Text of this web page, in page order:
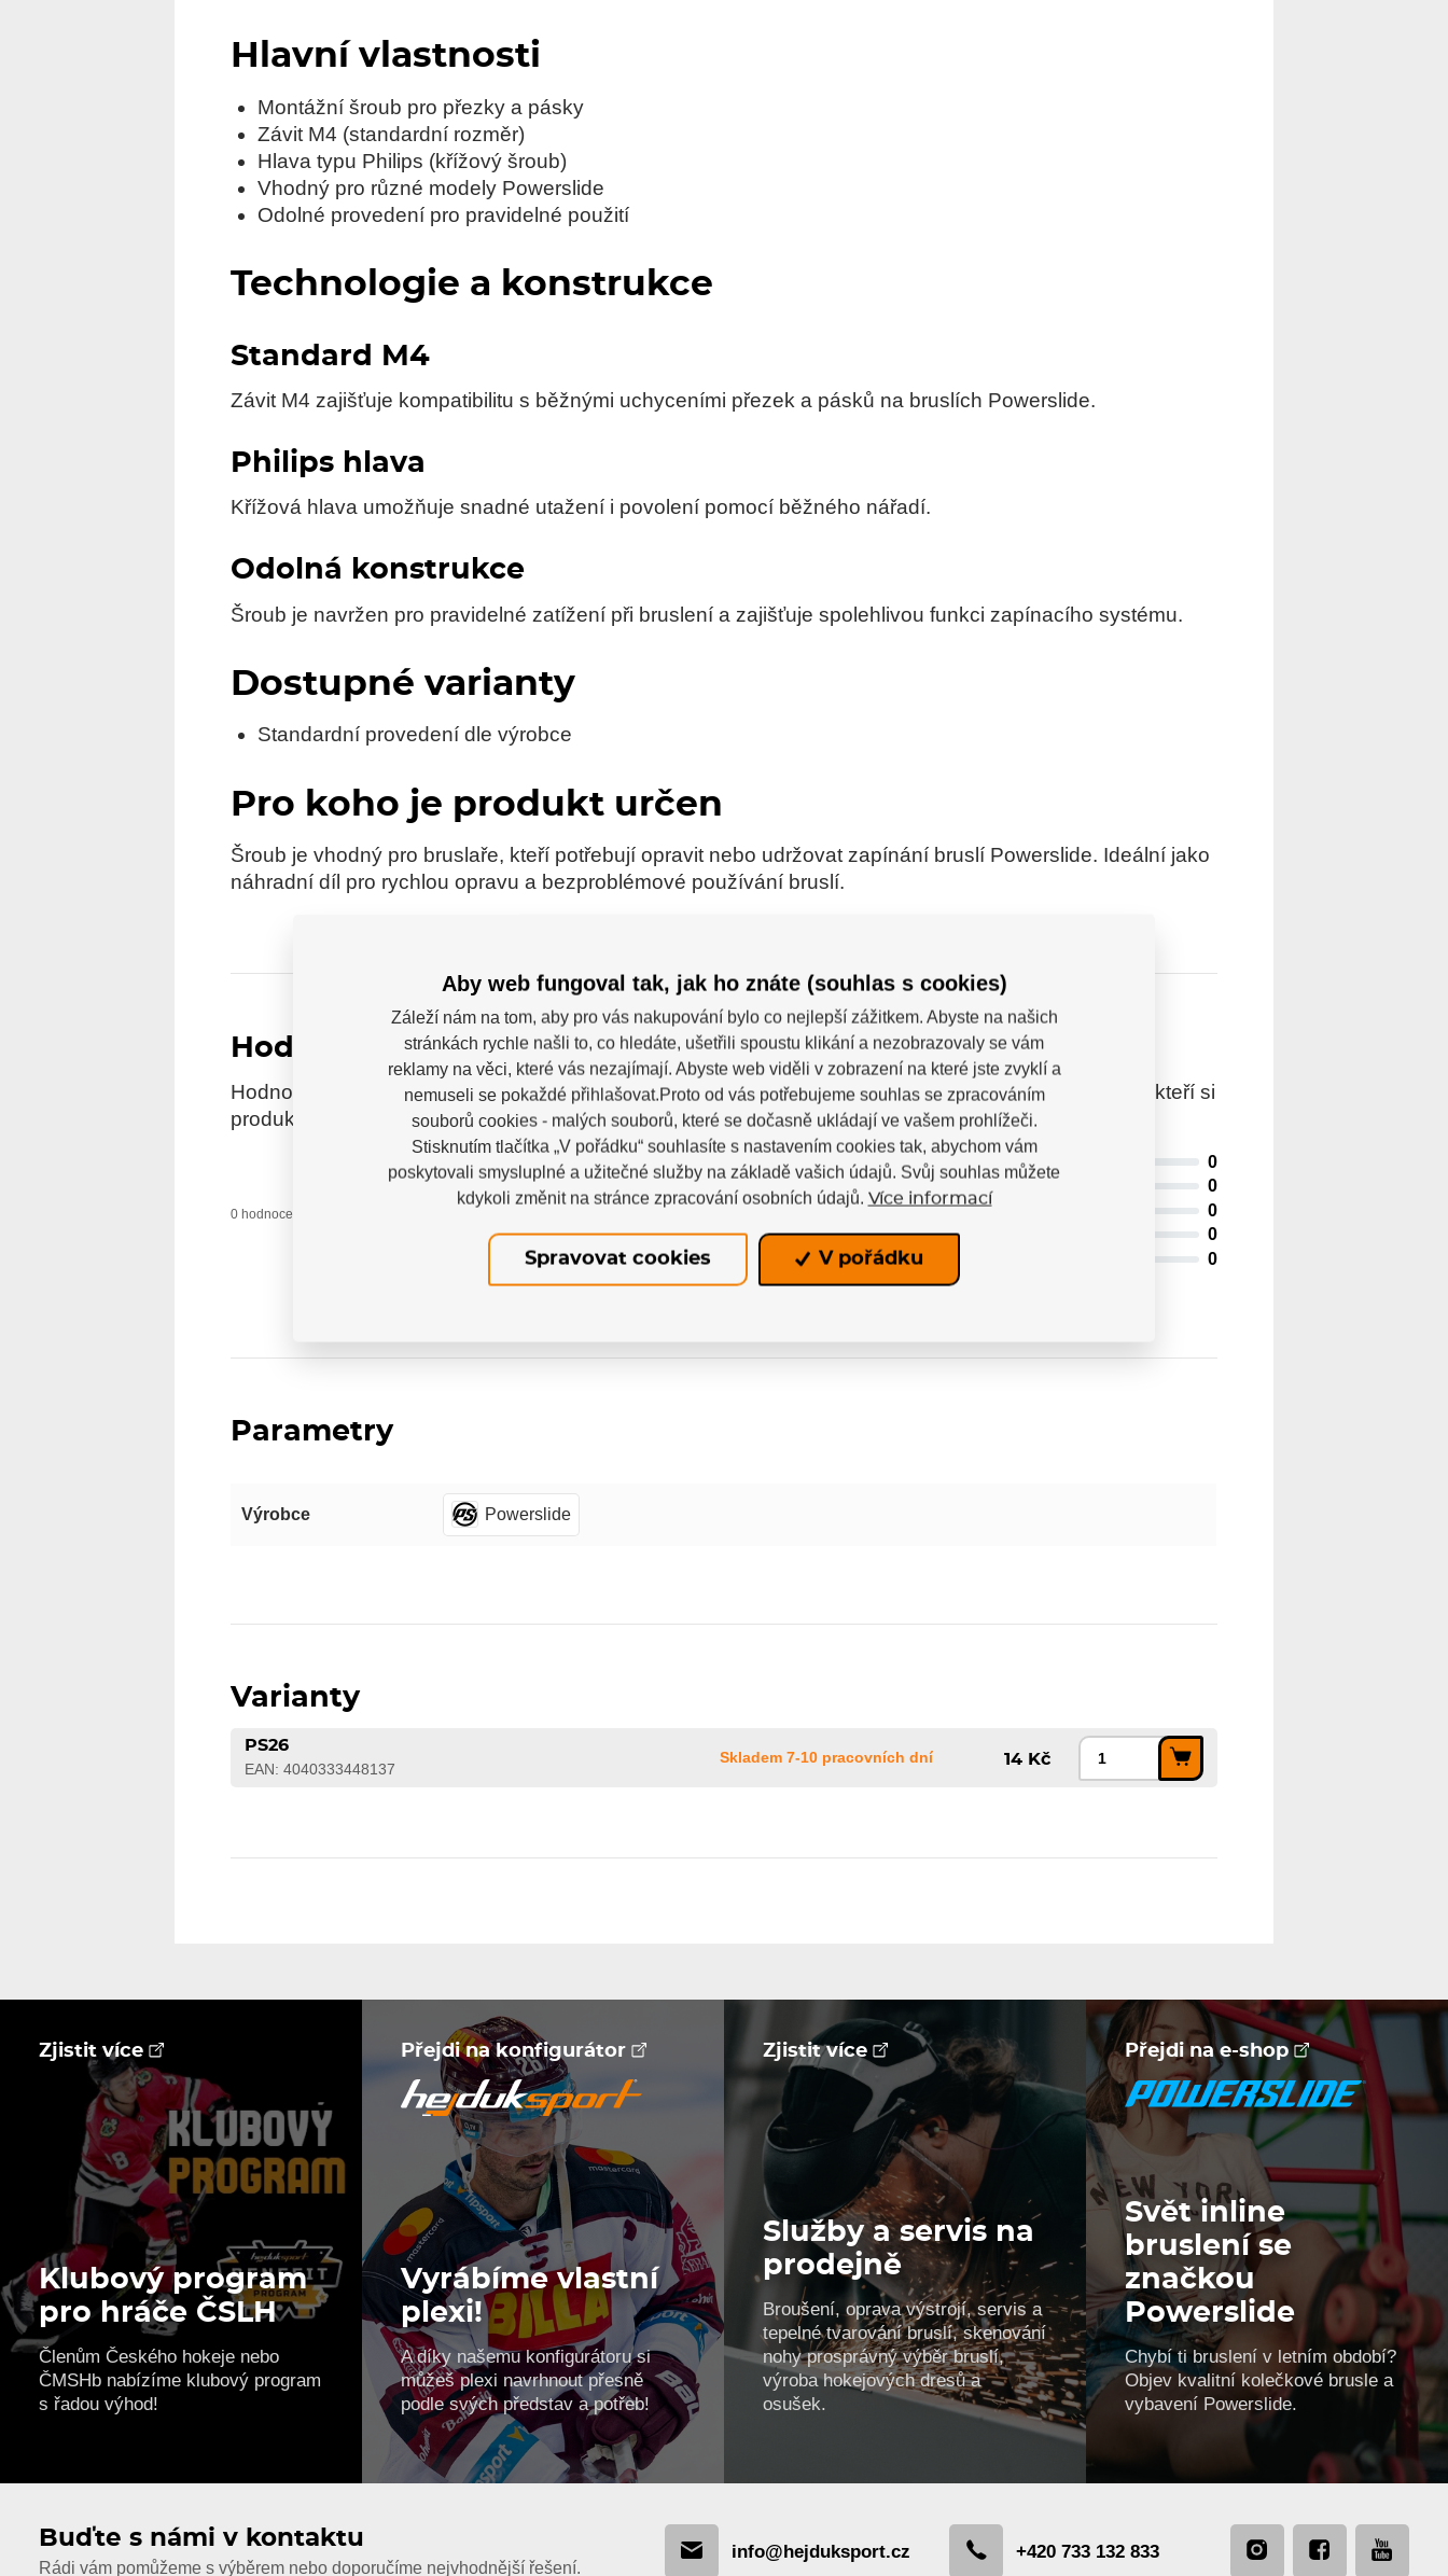
Hlavní vlastnosti
Montážní šroub pro přezky a pásky
Závit M4 (standardní rozměr)
Hlava typu Philips (křížový šroub)
Vhodný pro různé modely Powerslide
Odolné provedení pro pravidelné použití
Technologie a konstrukce
Standard M4
Závit M4 zajišťuje kompatibilitu s běžnými uchyceními přezek a pásků na bruslích Powerslide.
Philips hlava
Křížová hlava umožňuje snadné utažení i povolení pomocí běžného nářadí.
Odolná konstrukce
Šroub je navržen pro pravidelné zatížení při bruslení a zajišťuje spolehlivou funkci zapínacího systému.
Dostupné varianty
Standardní provedení dle výrobce
Pro koho je produkt určen
Šroub je vhodný pro bruslaře, kteří potřebují opravit nebo udržovat zapínání bruslí Powerslide. Ideální jako
náhradní díl pro rychlou opravu a bezproblémové používání bruslí.
Hodnocení
Hodnocení pochází od ověřených uživatelů. Hodnotit produkty mohou pouze registrovaní uživatelé, kteří si
produkt reálně zakoupili.
0 hodnocení 0 uživatelů doporučuje
5
0
0
3
0
2
0
0
Parametry
Výrobce Powerslide
Varianty
PS26
EAN: 4040333448137
Skladem 7-10 pracovních dní 14 Kč
Zjistit více
Klubový program
pro hráče ČSLH
Členům Českého hokeje nebo
ČMSHb nabízíme klubový program
s řadou výhod!
Přejdi na konfigurátor
Vyrábíme vlastní
plexi!
A díky našemu konfigurátoru si
můžeš plexi navrhnout přesně
podle svých představ a potřeb!
Zjistit více
Služby a servis na
prodejně
Broušení, oprava výstrojí, servis a
tepelné tvarování bruslí, skenování
nohy prosprávný výběr bruslí,
výroba hokejových dresů a
osušek.
Přejdi na e-shop
Svět inline
bruslení se
značkou
Powerslide
Chybí ti bruslení v letním období?
Objev kvalitní kolečkové brusle a
vybavení Powerslide.
Buďte s námi v kontaktu
Rádi vám pomůžeme s výběrem nebo doporučíme nejvhodnější řešení.
info@hejduksport.cz +420 733 132 833
Aby web fungoval tak, jak ho znáte (souhlas s cookies)
Záleží nám na tom, aby pro vás nakupování bylo co nejlepší zážitkem. Abyste na našich
stránkách rychle našli to, co hledáte, ušetřili spoustu klikání a nezobrazovaly se vám
reklamy na věci, které vás nezajímají. Abyste web viděli v zobrazení na které jste zvyklí a
nemuseli se pokaždé přihlašovat.Proto od vás potřebujeme souhlas se zpracováním
souborů cookies - malých souborů, které se dočasně ukládají ve vašem prohlížeči.
Stisknutím tlačítka „V pořádku“ souhlasíte s nastavením cookies tak, abychom vám
poskytovali smysluplné a užitečné služby na základě vašich údajů. Svůj souhlas můžete
kdykoli změnit na stránce zpracování osobních údajů. Více informací
Spravovat cookies V pořádku